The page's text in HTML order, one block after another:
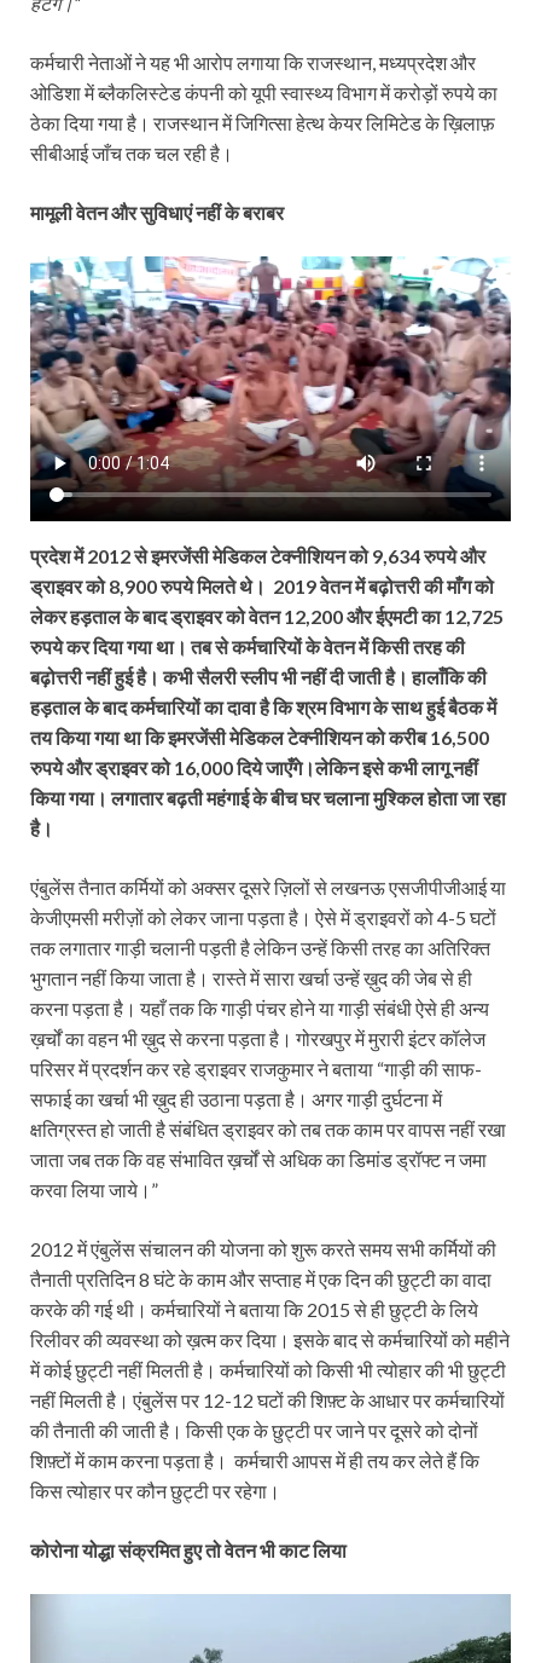
कर्मचारी नेताओं ने यह भी आरोप लगाया कि राजस्थान, मध्यप्रदेश और
ओडिशा में ब्लैकलिस्टेड कंपनी को यूपी स्वास्थ्य विभाग में करोड़ों रुपये का
ठेका दिया गया है। राजस्थान में जिगित्सा हेत्थ केयर लिमिटेड के ख़िलाफ़
सीबीआई जाँच तक चल रही है।
मामूली वेतन और सुविधाएं नहीं के बराबर
प्रदेश में 2012 से इमरजेंसी मेडिकल टेक्नीशियन को 9,634 रुपये और
ड्राइवर को 8,900 रुपये मिलते थे। 2019 वेतन में बढ़ोत्तरी की माँग को
लेकर हड़ताल के बाद ड्राइवर को वेतन 12,200 और ईएमटी का 12,725
रुपये कर दिया गया था। तब से कर्मचारियों के वेतन में किसी तरह की
बढ़ोत्तरी नहीं हुई है। कभी सैलरी स्लीप भी नहीं दी जाती है। हालाँकि की
हड़ताल के बाद कर्मचारियों का दावा है कि श्रम विभाग के साथ हुई बैठक में
तय किया गया था कि इमरजेंसी मेडिकल टेक्नीशियन को करीब 16,500
रुपये और ड्राइवर को 16,000 दिये जाएँगे।लेकिन इसे कभी लागू नहीं
किया गया। लगातार बढ़ती महंगाई के बीच घर चलाना मुश्किल होता जा रहा
है।
एंबुलेंस तैनात कर्मियों को अक्सर दूसरे ज़िलों से लखनऊ एसजीपीजीआई या
केजीएमसी मरीज़ों को लेकर जाना पड़ता है। ऐसे में ड्राइवरों को 4-5 घटों
तक लगातार गाड़ी चलानी पड़ती है लेकिन उन्हें किसी तरह का अतिरिक्त
भुगतान नहीं किया जाता है। रास्ते में सारा खर्चा उन्हें ख़ुद की जेब से ही
करना पड़ता है। यहाँ तक कि गाड़ी पंचर होने या गाड़ी संबंधी ऐसे ही अन्य
ख़र्चों का वहन भी ख़ुद से करना पड़ता है। गोरखपुर में मुरारी इंटर कॉलेज
परिसर में प्रदर्शन कर रहे ड्राइवर राजकुमार ने बताया “गाड़ी की साफ-
सफाई का खर्चा भी ख़ुद ही उठाना पड़ता है। अगर गाड़ी दुर्घटना में
क्षतिग्रस्त हो जाती है संबंधित ड्राइवर को तब तक काम पर वापस नहीं रखा
जाता जब तक कि वह संभावित ख़र्चों से अधिक का डिमांड ड्रॉफ्ट न जमा
करवा लिया जाये।”
2012 में एंबुलेंस संचालन की योजना को शुरू करते समय सभी कर्मियों की
तैनाती प्रतिदिन 8 घंटे के काम और सप्ताह में एक दिन की छुट्टी का वादा
करके की गई थी। कर्मचारियों ने बताया कि 2015 से ही छुट्टी के लिये
रिलीवर की व्यवस्था को ख़त्म कर दिया। इसके बाद से कर्मचारियों को महीने
में कोई छुट्टी नहीं मिलती है। कर्मचारियों को किसी भी त्योहार की भी छुट्टी
नहीं मिलती है। एंबुलेंस पर 12-12 घटों की शिफ़्ट के आधार पर कर्मचारियों
की तैनाती की जाती है। किसी एक के छुट्टी पर जाने पर दूसरे को दोनों
शिफ़्टों में काम करना पड़ता है। कर्मचारी आपस में ही तय कर लेते हैं कि
किस त्योहार पर कौन छुट्टी पर रहेगा।
कोरोना योद्धा संक्रमित हुए तो वेतन भी काट लिया